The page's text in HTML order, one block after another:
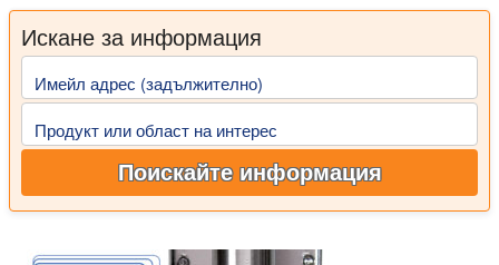
Искане за информация
Имейл адрес (задължително)
Продукт или област на интерес
Поискайте информация